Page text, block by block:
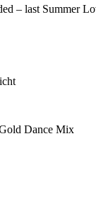
– last Summer
Dance Mix